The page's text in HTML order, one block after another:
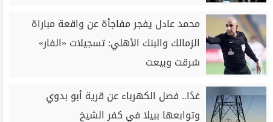
محمد عادل يفجر مفاجأة عن واقعة مباراة
الزمالك والبنك الأهلي: تسجيلات «الفار»
سُرقت وبيعت
غدًا.. فصل الكهرباء عن قرية أبو بدوي
وتوابعها ببيلا في كفر الشيخ